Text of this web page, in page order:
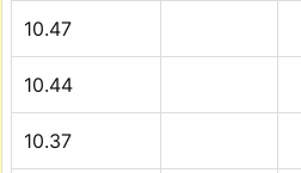
10.47
10.44
10.37